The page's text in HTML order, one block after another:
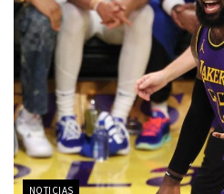
NOTICIAS